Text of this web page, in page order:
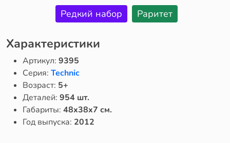
Редкий набор Раритет
Характеристики
Артикул: 9395
Серия: Technic
Возраст: 5+
Деталей: 954 шт.
Габариты: 48x38x7 см.
Год выпуска: 2012